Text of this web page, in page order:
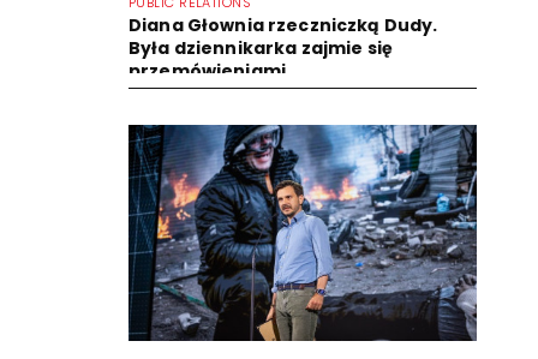
Diana Głownia rzeczniczką Dudy.
Była dziennikarka zajmie się
przemówieniami